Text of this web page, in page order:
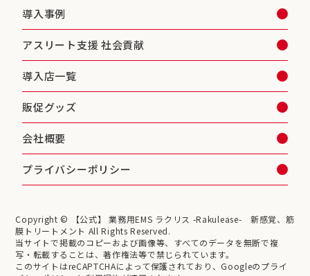
導入事例
アスリート支援 社会貢献
導入店一覧
販促グッズ
会社概要
プライバシーポリシー
Copyright © 【公式】 業務用EMS ラクリス -Rakulease- 新感覚、筋
膜トリートメント All Rights Reserved.
当サイトで掲載のコピーおよび画像等、すべてのデータを無断で複
写・転載することは、著作権法等で禁じられています。
このサイトはreCAPTCHAによって保護されており、Googleのプライ